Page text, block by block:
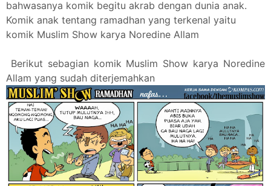
bahwasanya komik begitu akrab dengan dunia anak.
Komik anak tentang ramadhan yang terkenal yaitu
komik Muslim Show karya Noredine Allam
Berikut sebagian komik Muslim Show karya Noredine
Allam yang sudah diterjemahkan